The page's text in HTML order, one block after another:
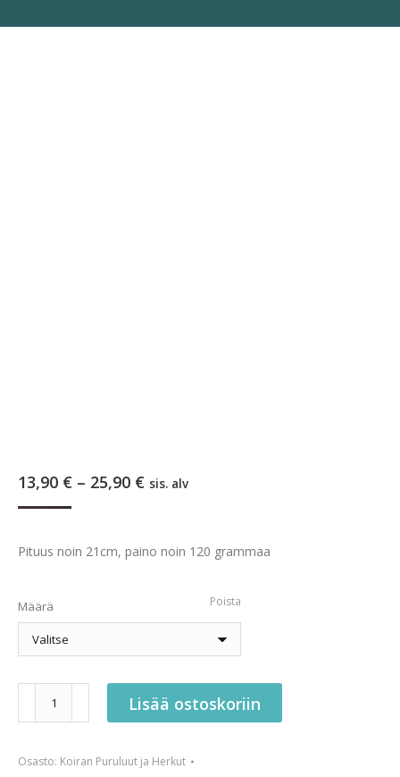
13,90 € – 25,90 €Hintaluokka:
25,90 €
sis. alv
Pituus noin 21cm, paino noin 120 grammaa
Määrä Poista
koko
Lisää ostoskoriin
Osasto: Koiran Puruluut ja Herkut